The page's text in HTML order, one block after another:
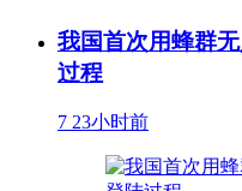
我国首次用蜂群
过程
7 23小时前